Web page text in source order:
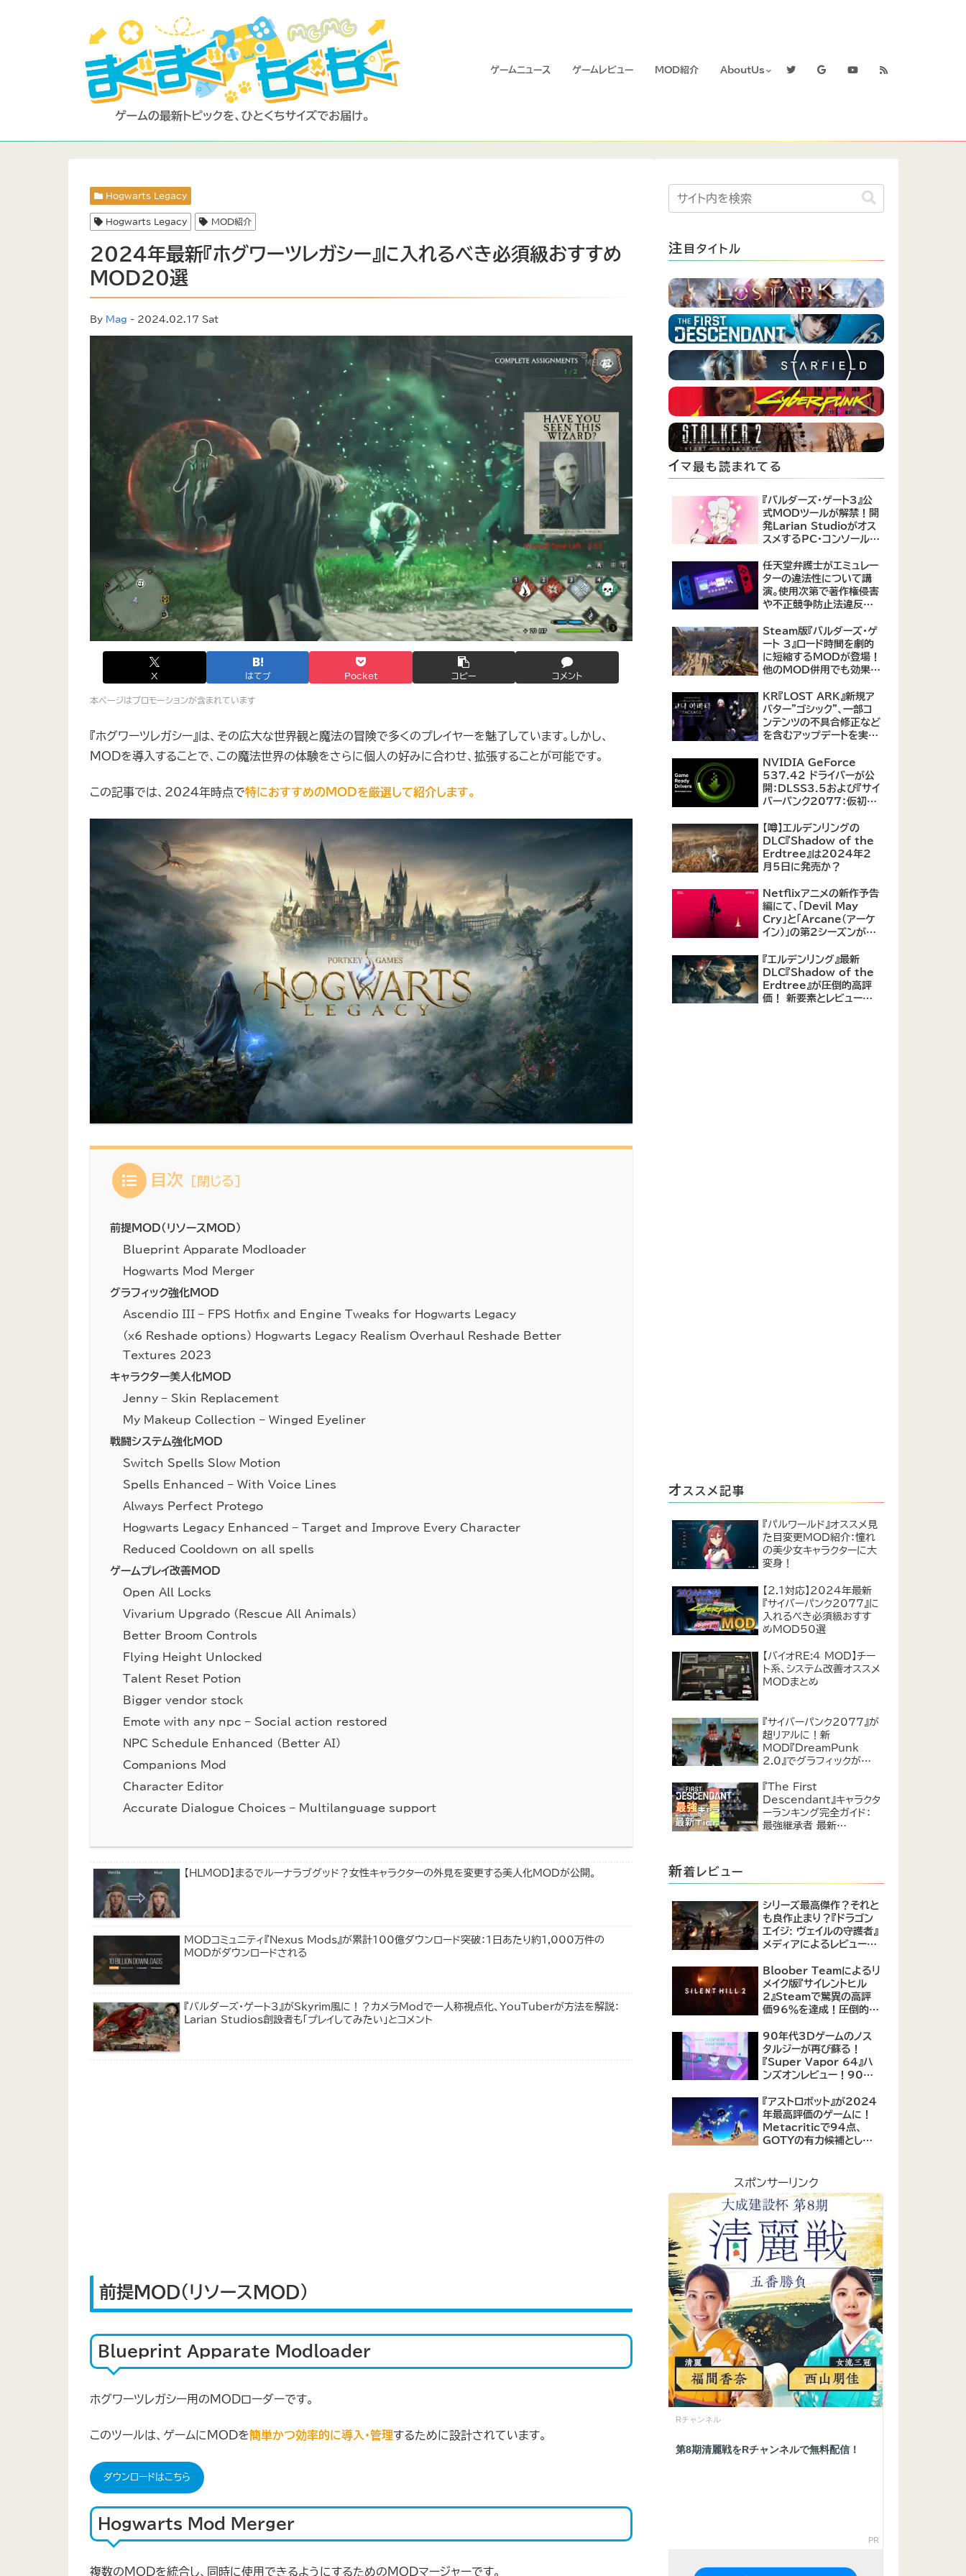
ゲームニュース ゲームレビュー MOD紹介 AboutUs
Hogwarts Legacy
Hogwarts Legacy MOD紹介
2024年最新『ホグワーツレガシー』に入れるべき必須級おすすめ
MOD20選
By Mag - 2024.02.17 Sat
X はてブ Pocket コピー コメント
本ページはプロモーションが含まれています
『ホグワーツレガシー』は、その広大な世界観と魔法の冒険で多くのプレイヤーを魅了しています。しかし、
MODを導入することで、この魔法世界の体験をさらに個人の好みに合わせ、拡張することが可能です。
この記事では、2024年時点で特におすすめのMODを厳選して紹介します。
目次
前提MOD（リソースMOD）
Blueprint Apparate Modloader
Hogwarts Mod Merger
グラフィック強化MOD
Ascendio III – FPS Hotfix and Engine Tweaks for Hogwarts Legacy
(x6 Reshade options) Hogwarts Legacy Realism Overhaul Reshade Better
Textures 2023
キャラクター美人化MOD
Jenny – Skin Replacement
My Makeup Collection – Winged Eyeliner
戦闘システム強化MOD
Switch Spells Slow Motion
Spells Enhanced – With Voice Lines
Always Perfect Protego
Hogwarts Legacy Enhanced – Target and Improve Every Character
Reduced Cooldown on all spells
ゲームプレイ改善MOD
Open All Locks
Vivarium Upgrado (Rescue All Animals)
Better Broom Controls
Flying Height Unlocked
Talent Reset Potion
Bigger vendor stock
Emote with any npc – Social action restored
NPC Schedule Enhanced (Better AI)
Companions Mod
Character Editor
Accurate Dialogue Choices – Multilanguage support
【HLMOD】まるでルーナラブグッド？女性キャラクターの外見を変更する美人化MODが公開。
MODコミュニティ『Nexus Mods』が累計100億ダウンロード突破：1日あたり約1,000万件の
MODがダウンロードされる
『バルダーズ・ゲート3』がSkyrim風に！？カメラModで一人称視点化、YouTuberが方法を解説：
Larian Studios創設者も「プレイしてみたい」とコメント
前提MOD（リソースMOD）
Blueprint Apparate Modloader
ホグワーツレガシー用のMODローダーです。
このツールは、ゲームにMODを簡単かつ効率的に導入・管理するために設計されています。
ダウンロードはこちら
Hogwarts Mod Merger
複数のMODを統合し、同時に使用できるようにするためのMODマージャーです。
注 目タイトル
イマ最も読まれてる
『バルダーズ・ゲート3』公
式MODツールが解禁！開
発Larian Studioがオス
スメするPC・コンソール向
任天堂弁護士がエミュレー
ターの違法性について講
演。使用次第で著作権侵害
や不正競争防止法違反に
Steam版『バルダーズ・ゲ
ート 3』ロード時間を劇的
に短縮するMODが登場！
他のMOD併用でも効果を
価
KR『LOST ARK』新規ア
バター"ゴシック"、一部コ
ンテンツの不具合修正など
を含むアップデートを実
NVIDIA GeForce
537.42 ドライバーが公
開：DLSS3.5および『サイ
バーパンク2077：仮初め
【噂】エルデンリングの
DLC『Shadow of the
Erdtree』は2024年2
月5日に発売か？
Netflixアニメの新作予告
編にて、「Devil May
Cry」と「Arcane（アーケ
イン）」の第2シーズンが紹
『エルデンリング』最新
DLC『Shadow of the
Erdtree』が圧倒的高評
価！ 新要素とレビューま
オ ススメ記事
『パルワールド』オススメ見
た目変更MOD紹介：憧れ
の美少女キャラクターに大
変身！
【2.1対応】2024年最新
『サイバーパンク2077』に
入れるべき必須級おすす
めMOD50選
【バイオRE:4 MOD】チー
ト系、システム改善オススメ
MODまとめ
『サイバーパンク2077』が
超リアルに！新
MOD『DreamPunk
2.0』でグラフィックが恐ろ
『The First
Descendant』キャラクタ
ーランキング完全ガイド：
最強継承者 最新
新着レビュー
シリーズ最高傑作？それと
も良作止まり？『ドラゴン
エイジ: ヴェイルの守護者』
メディアによるレビューが
ラクター育成システムは好
評、戦闘システムは賛否あ
り
Bloober Teamによるリ
メイク版『サイレントヒル
2』Steamで驚異の高評
価96％を達成！圧倒的な
の復活
90年代3Dゲームのノス
タルジーが再び蘇る！
『Super Vapor 64』ハ
ンズオンレビュー！90年
再現したノスタルジックア
クション
『アストロボット』が2024
年最高評価のゲームに！
Metacriticで94点、
GOTYの有力候補として
スポンサーリンク